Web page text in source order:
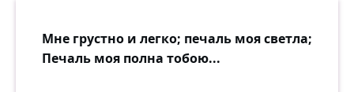
Мне грустно и легко; печаль моя светла;
Печаль моя полна тобою...